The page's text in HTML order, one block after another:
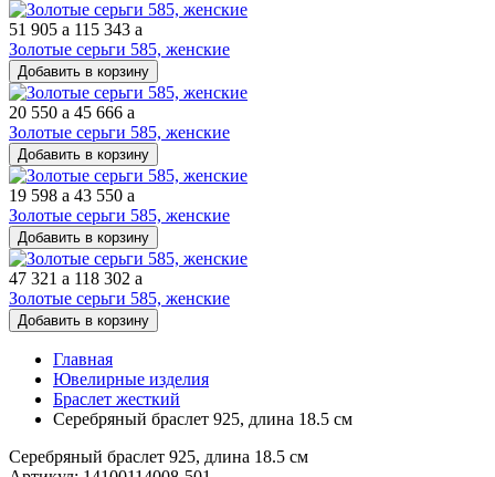
51 905 a 115 343 a
Золотые серьги 585, женские
Добавить в корзину
20 550 a 45 666 a
Золотые серьги 585, женские
Добавить в корзину
19 598 a 43 550 a
Золотые серьги 585, женские
Добавить в корзину
47 321 a 118 302 a
Золотые серьги 585, женские
Добавить в корзину
Главная
Ювелирные изделия
Браслет жесткий
Серебряный браслет 925, длина 18.5 см
Серебряный браслет 925, длина 18.5 см